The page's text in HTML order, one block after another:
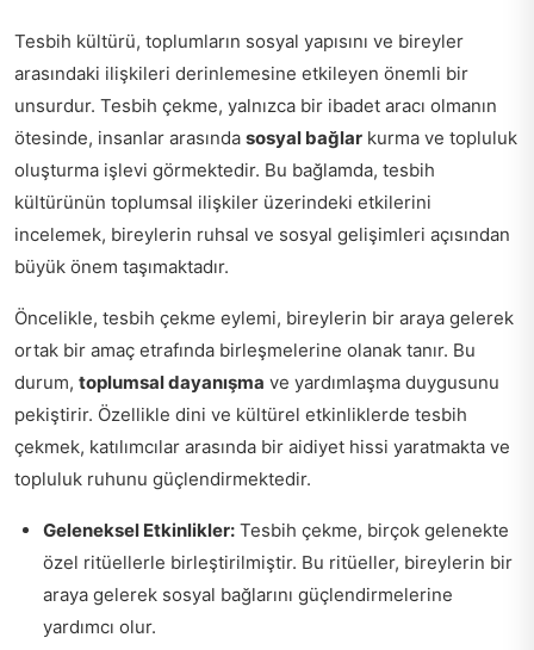
Tesbih kültürü, toplumların sosyal yapısını ve bireyler
arasındaki ilişkileri derinlemesine etkileyen önemli bir
unsurdur. Tesbih çekme, yalnızca bir ibadet aracı olmanın
ötesinde, insanlar arasında sosyal bağlar kurma ve topluluk
oluşturma işlevi görmektedir. Bu bağlamda, tesbih
kültürünün toplumsal ilişkiler üzerindeki etkilerini
incelemek, bireylerin ruhsal ve sosyal gelişimleri açısından
büyük önem taşımaktadır.
Öncelikle, tesbih çekme eylemi, bireylerin bir araya gelerek
ortak bir amaç etrafında birleşmelerine olanak tanır. Bu
durum, toplumsal dayanışma ve yardımlaşma duygusunu
pekiştirir. Özellikle dini ve kültürel etkinliklerde tesbih
çekmek, katılımcılar arasında bir aidiyet hissi yaratmakta ve
topluluk ruhunu güçlendirmektedir.
Geleneksel Etkinlikler: Tesbih çekme, birçok gelenekte
özel ritüellerle birleştirilmiştir. Bu ritüeller, bireylerin bir
araya gelerek sosyal bağlarını güçlendirmelerine
yardımcı olur.